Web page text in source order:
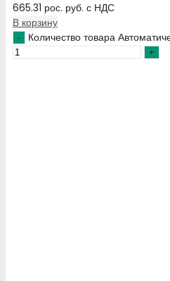
665.31 рос. руб. с НДС
В корзину
Количество товара